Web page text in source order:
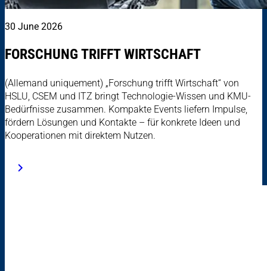
30 June 2026
FORSCHUNG TRIFFT WIRTSCHAFT
(Allemand uniquement) „Forschung trifft Wirtschaft“ von
HSLU, CSEM und ITZ bringt Technologie-Wissen und KMU-
Bedürfnisse zusammen. Kompakte Events liefern Impulse,
fördern Lösungen und Kontakte – für konkrete Ideen und
Kooperationen mit direktem Nutzen.